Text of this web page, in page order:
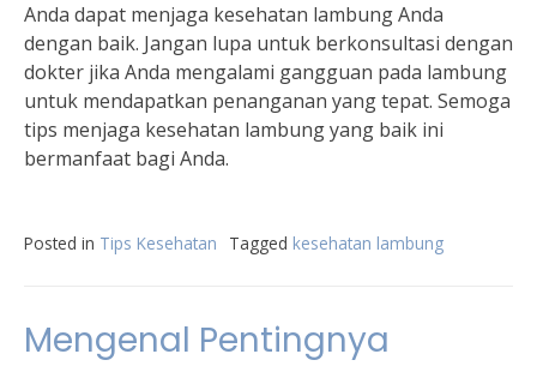
Anda dapat menjaga kesehatan lambung Anda
dengan baik. Jangan lupa untuk berkonsultasi dengan
dokter jika Anda mengalami gangguan pada lambung
untuk mendapatkan penanganan yang tepat. Semoga
tips menjaga kesehatan lambung yang baik ini
bermanfaat bagi Anda.
Posted in Tips Kesehatan Tagged kesehatan lambung
Mengenal Pentingnya